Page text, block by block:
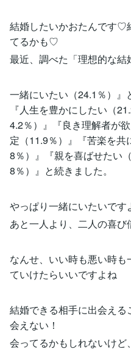
結婚したいかおたんです♡
てるかも♡
最近、調べた「理想的な
一緒にいたい（24.1％）
『人生を豊かにしたい（
4.2％）』『良き理解者が
定（11.9％）』『苦楽を
8％）』『親を喜ばせたい
8％）』と続きました。
やっぱり一緒にいたいです
あと一人より、二人の喜び
なんせ、いい時も悪い時
ていけたらいいですよね
結婚できる相手に出会え
会えない！
会ってるかもしれないけど